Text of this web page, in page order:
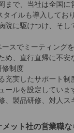
まで、当社は全国
タイルも導入してお
院に駆けつけ、そ
スでミーティング
め、直行直帰に不
修制度
充実したサポート
ールを設定していま
、製品研修、対人ス
メット社の営業職な